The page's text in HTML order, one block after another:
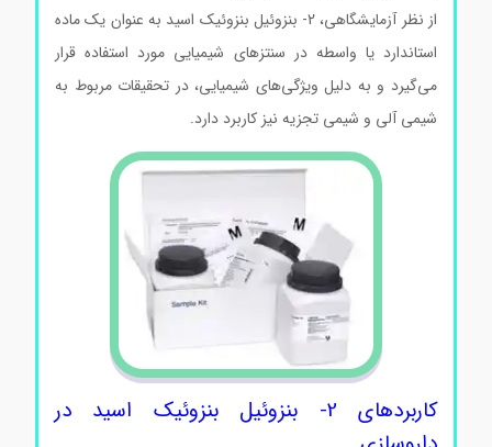
از نظر آزمایشگاهی، 2- بنزوئیل بنزوئیک اسید به عنوان یک ماده
استاندارد یا واسطه در سنتزهای شیمیایی مورد استفاده قرار
می‌گیرد و به دلیل ویژگی‌های شیمیایی، در تحقیقات مربوط به
شیمی آلی و شیمی تجزیه نیز کاربرد دارد.
کاربردهای 2- بنزوئیل بنزوئیک اسید در